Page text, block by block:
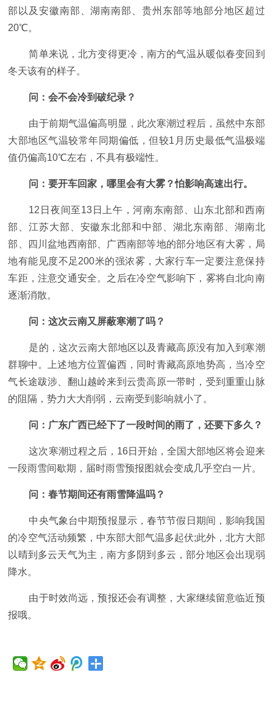
部以及安徽南部、湖南南部、贵州东部等地部分地区超过
20℃。
简单来说，北方变得更冷，南方的气温从暖似春变回到
冬天该有的样子。
问：会不会冷到破纪录？
由于前期气温偏高明显，此次寒潮过程后，虽然中东部
大部地区气温较常年同期偏低，但较1月历史最低气温极端
值仍偏高10℃左右，不具有极端性。
问：要开车回家，哪里会有大雾？怕影响高速出行。
12日夜间至13日上午，河南东南部、山东北部和西南
部、江苏大部、安徽东北部和中部、湖北东南部、湖南北
部、四川盆地西南部、广西南部等地的部分地区有大雾，局
地有能见度不足200米的强浓雾，大家行车一定要注意保持
车距，注意交通安全。之后在冷空气影响下，雾将自北向南
逐渐消散。
问：这次云南又屏蔽寒潮了吗？
是的，这次云南大部地区以及青藏高原没有加入到寒潮
群聊中。上述地方位置偏西，同时青藏高原地势高，当冷空
气长途跋涉、翻山越岭来到云贵高原一带时，受到重重山脉
的阻隔，势力大大削弱，云南受到影响就小了。
问：广东广西已经下了一段时间的雨了，还要下多久？
这次寒潮过程之后，16日开始，全国大部地区将会迎来
一段雨雪间歇期，届时雨雪预报图就会变成几乎空白一片。
问：春节期间还有雨雪降温吗？
中央气象台中期预报显示，春节节假日期间，影响我国
的冷空气活动频繁，中东部大部气温多起伏;此外，北方大部
以晴到多云天气为主，南方多阴到多云，部分地区会出现弱
降水。
由于时效尚远，预报还会有调整，大家继续留意临近预
报哦。